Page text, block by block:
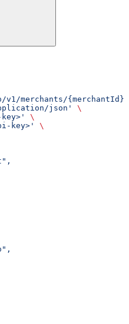
merchants/
json'
\
\
key>'
\